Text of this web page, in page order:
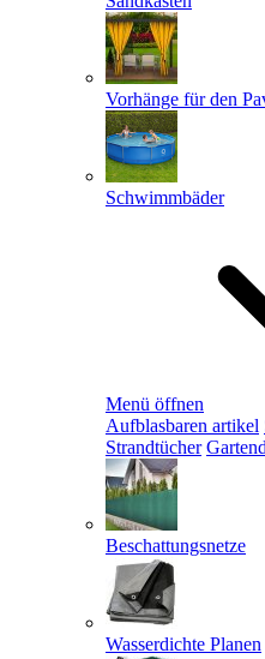
Vorhänge für den
Schwimmbäder
Menü öffnen
Aufblasbaren artikel
Strandtücher
Beschattungsnetze
Wasserdichte Planen